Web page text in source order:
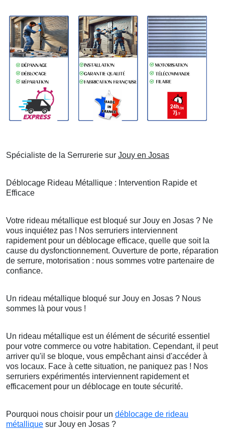
Spécialiste de la Serrurerie sur Jouy en Josas
Déblocage Rideau Métallique : Intervention Rapide et
Efficace
Votre rideau métallique est bloqué sur Jouy en Josas ? Ne
vous inquiétez pas ! Nos serruriers interviennent
rapidement pour un déblocage efficace, quelle que soit la
cause du dysfonctionnement. Ouverture de porte, réparation
de serrure, motorisation : nous sommes votre partenaire de
confiance.
Un rideau métallique bloqué sur Jouy en Josas ? Nous
sommes là pour vous !
Un rideau métallique est un élément de sécurité essentiel
pour votre commerce ou votre habitation. Cependant, il peut
arriver qu'il se bloque, vous empêchant ainsi d'accéder à
vos locaux. Face à cette situation, ne paniquez pas ! Nos
serruriers expérimentés interviennent rapidement et
efficacement pour un déblocage en toute sécurité.
Pourquoi nous choisir pour un déblocage de rideau
métallique sur Jouy en Josas ?